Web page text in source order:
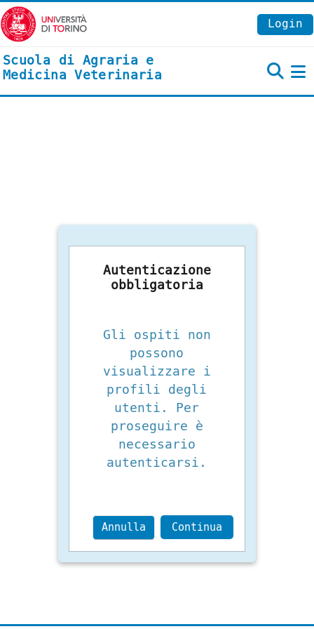
Vai al contenuto principale
Login
Scuola di Agraria e
Medicina Veterinaria
Autenticazione
obbligatoria
Gli ospiti non
possono
visualizzare i
profili degli
utenti. Per
proseguire è
necessario
autenticarsi.
Annulla Continua